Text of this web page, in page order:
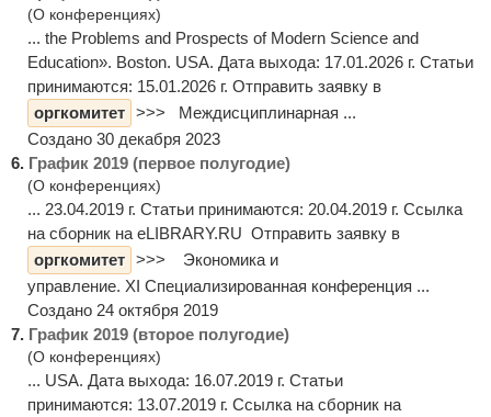
(О конференциях)
... the Problems and Prospects of Modern Science and
Education». Boston. USA. Дата выхода: 17.01.2026 г. Статьи
принимаются: 15.01.2026 г. Отправить заявку в
оргкомитет >>> Междисциплинарная ...
Создано 30 декабря 2023
6. График 2019 (первое полугодие)
(О конференциях)
... 23.04.2019 г. Статьи принимаются: 20.04.2019 г. Ссылка
на сборник на eLIBRARY.RU Отправить заявку в
оргкомитет >>> Экономика и
управление. XI Специализированная конференция ...
Создано 24 октября 2019
7. График 2019 (второе полугодие)
(О конференциях)
... USA. Дата выхода: 16.07.2019 г. Статьи
принимаются: 13.07.2019 г. Ссылка на сборник на